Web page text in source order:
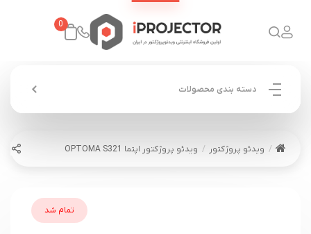
0
دسته بندی محصولات
ویدئو پروژکتور ویدئو پروژکتور اپتما OPTOMA S321
تمام شد